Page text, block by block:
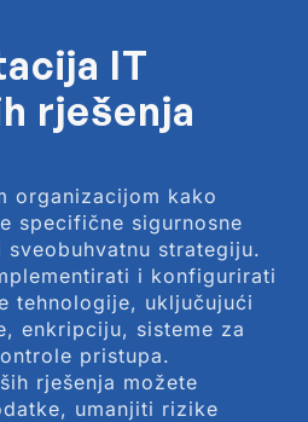
IT
rješenja
organizacijom kako
specifične sigurnosne
strategiju.
i konfigurirati
tehnologije, uključujući
enkripciju, sisteme za
pristupa.
rješenja možete
umanjiti rizike